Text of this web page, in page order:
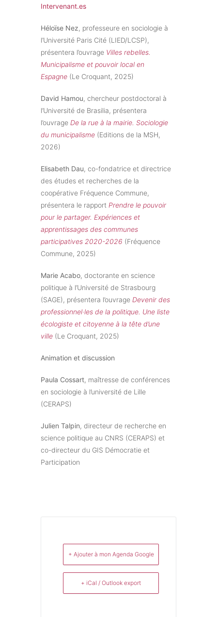
Intervenant.es
Héloïse Nez, professeure en sociologie à
l’Université Paris Cité (LIED/LCSP),
présentera l’ouvrage Villes rebelles.
Municipalisme et pouvoir local en
Espagne (Le Croquant, 2025)
David Hamou, chercheur postdoctoral à
l’Université de Brasilia, présentera
l’ouvrage De la rue à la mairie. Sociologie
du municipalisme (Editions de la MSH,
2026)
Elisabeth Dau, co-fondatrice et directrice
des études et recherches de la
coopérative Fréquence Commune,
présentera le rapport Prendre le pouvoir
pour le partager. Expériences et
apprentissages des communes
participatives 2020-2026 (Fréquence
Commune, 2025)
Marie Acabo, doctorante en science
politique à l’Université de Strasbourg
(SAGE), présentera l’ouvrage Devenir des
professionnel·les de la politique. Une liste
écologiste et citoyenne à la tête d’une
ville (Le Croquant, 2025)
Animation et discussion
Paula Cossart, maîtresse de conférences
en sociologie à l’université de Lille
(CERAPS)
Julien Talpin, directeur de recherche en
science politique au CNRS (CERAPS) et
co-directeur du GIS Démocratie et
Participation
+ Ajouter à mon Agenda Google
+ iCal / Outlook export